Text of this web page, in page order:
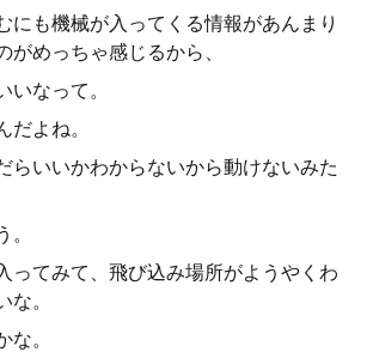
にも機械が入ってくる情報があんまり
がめっちゃ感じるから、
いなって。
だよね。
らいいかわからないから動けないみた
ってみて、飛び込み場所がようやくわ
。
な。